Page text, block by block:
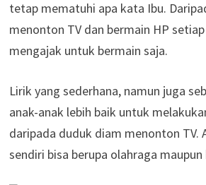
tetap mematuhi apa kata Ibu.
menonton TV dan bermain HP setiap
mengajak untuk bermain saja.
Lirik yang sederhana, namun juga
anak-anak lebih baik untuk
daripada duduk diam menonton
sendiri bisa berupa olahraga maupun